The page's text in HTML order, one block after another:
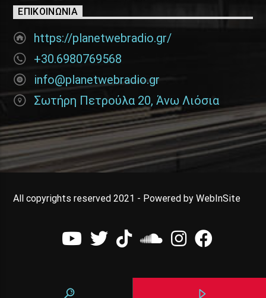
ΕΠΙΚΟΙΝΩΝΊΑ
https://planetwebradio.gr/
+30.6980769568
info@planetwebradio.gr
Σωτήρη Πετρούλα 20, Άνω Λιόσια
All copyrights reserved 2021 - Powered by WebInSite